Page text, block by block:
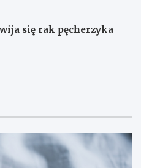
się rak pęcherzyka